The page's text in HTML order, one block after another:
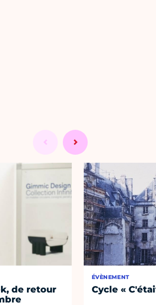
de retour
ÉVÈNEMENT
Cycle «